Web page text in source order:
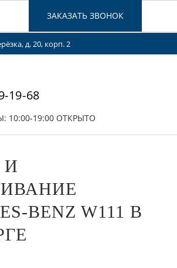
д. 20, корп. 2
19-68
10:00-19:00 ОТКРЫТО
ЗАКАЗАТЬ ЗВОНОК
И
BENZ W111 В